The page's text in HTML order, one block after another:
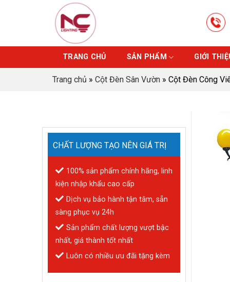
TRANG CHỦ SẢN PHẨM GIỚI
Trang chủ » Cột Đèn Sân Vườn » Cột Đèn Công
CHẤT LƯỢNG TẠO NÊN GIÁ TRỊ
100% sản phẩm chính hãng, linh
kiện nhập khẩu cao cấp
Dịch vụ bảo hành tận tâm, sẵn
sàng phục vụ 24h
Sản phẩm chất lượng vượt bậc
nhất, giá thành tốt nhất
Luôn có nhiều ưu đãi tặng kèm